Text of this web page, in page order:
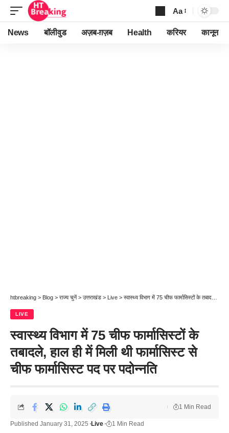
Font
Resizer
Aa
News बॉलीवुड अज़ब-ग़ज़ब Health करियर कानून
htbreaking > Blog > राज्य चुनें > उत्तराखंड > Live > स्वास्थ्य विभाग में 75 चीफ फार्मासिस्टों के तबादले, हाल ही में मिली थी फार्मासिस्ट से चीफ फार्मासिस्ट पद पर पदोन्नति
LIVE
स्वास्थ्य विभाग में 75 चीफ फार्मासिस्टों के
तबादले, हाल ही में मिली थी फार्मासिस्ट से
चीफ फार्मासिस्ट पद पर पदोन्नति
Published January 31, 2025 Live 1 Min Read
1 Min Read